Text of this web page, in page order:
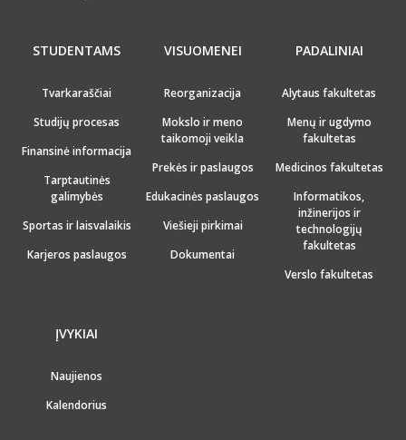
STUDENTAMS
Tvarkaraščiai
Studijų procesas
Finansinė informacija
Tarptautinės
galimybės
Sportas ir laisvalaikis
Karjeros paslaugos
VISUOMENEI
Reorganizacija
Mokslo ir meno
taikomoji veikla
Prekės ir paslaugos
Edukacinės paslaugos
Viešieji pirkimai
Dokumentai
PADALINIAI
Alytaus fakultetas
Menų ir ugdymo
fakultetas
Medicinos fakultetas
Informatikos,
inžinerijos ir
technologijų
fakultetas
Verslo fakultetas
ĮVYKIAI
Naujienos
Kalendorius